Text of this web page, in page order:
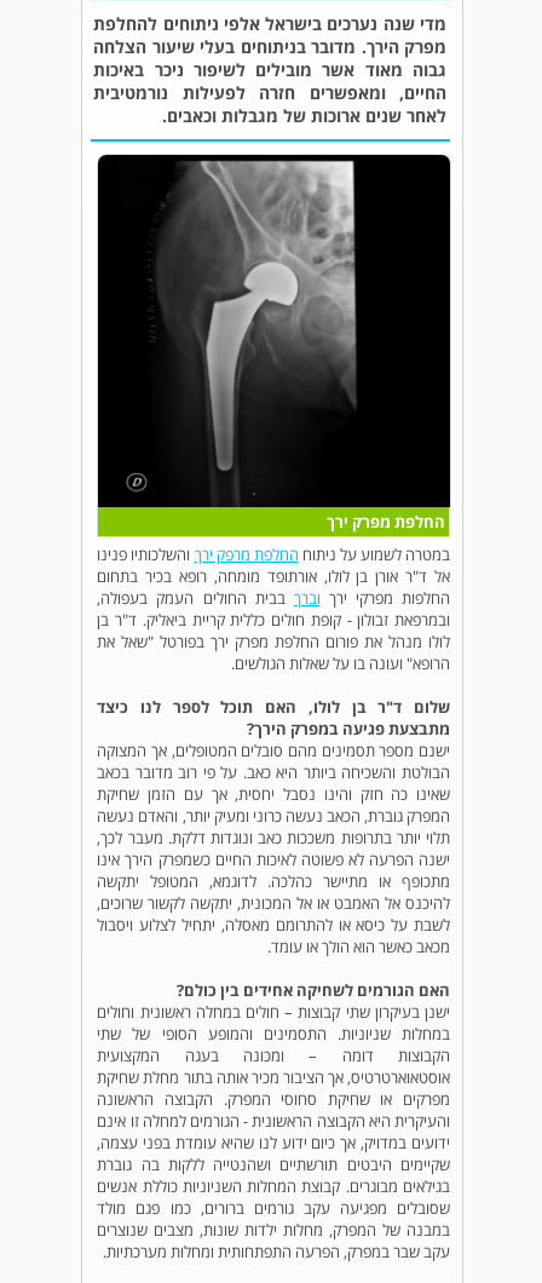
מדי שנה נערכים בישראל אלפי ניתוחים להחלפת
מפרק הירך. מדובר בניתוחים בעלי שיעור הצלחה
גבוה מאוד אשר מובילים לשיפור ניכר באיכות
החיים, ומאפשרים חזרה לפעילות נורמטיבית
לאחר שנים ארוכות של מגבלות וכאבים.
החלפת מפרק ירך
במטרה לשמוע על ניתוח החלפת מרפק ירך והשלכותיו פנינו
אל ד"ר אורן בן לולו, אורתופד מומחה, רופא בכיר בתחום
החלפות מפרקי ירך וברך בבית החולים העמק בעפולה,
ובמרפאת זבולון - קופת חולים כללית קריית ביאליק. ד"ר בן
לולו מנהל את פורום החלפת מפרק ירך בפורטל "שאל את
הרופא" ועונה בו על שאלות הגולשים.
שלום ד"ר בן לולו, האם תוכל לספר לנו כיצד
מתבצעת פגיעה במפרק הירך?
ישנם מספר תסמינים מהם סובלים המטופלים, אך המצוקה
הבולטת והשכיחה ביותר היא כאב. על פי רוב מדובר בכאב
שאינו כה חזק והינו נסבל יחסית, אך עם הזמן שחיקת
המפרק גוברת, הכאב נעשה כרוני ומעיק יותר, והאדם נעשה
תלוי יותר בתרופות משככות כאב ונוגדות דלקת. מעבר לכך,
ישנה הפרעה לא פשוטה לאיכות החיים כשמפרק הירך אינו
מתכופף או מתיישר כהלכה. לדוגמא, המטופל יתקשה
להיכנס אל האמבט או אל המכונית, יתקשה לקשור שרוכים,
לשבת על כיסא או להתרומם מאסלה, יתחיל לצלוע ויסבול
מכאב כאשר הוא הולך או עומד.
האם הגורמים לשחיקה אחידים בין כולם?
ישנן בעיקרון שתי קבוצות – חולים במחלה ראשונית וחולים
במחלות שניוניות. התסמינים והמופע הסופי של שתי
הקבוצות דומה – ומכונה בעגה המקצועית
אוסטאוארטרטיס, אך הציבור מכיר אותה בתור מחלת שחיקת
מפרקים או שחיקת סחוסי המפרק. הקבוצה הראשונה
והעיקרית היא הקבוצה הראשונית - הגורמים למחלה זו אינם
ידועים במדויק, אך כיום ידוע לנו שהיא עומדת בפני עצמה,
שקיימים היבטים תורשתיים ושהנטייה ללקות בה גוברת
בגילאים מבוגרים. קבוצת המחלות השניוניות כוללת אנשים
שסובלים מפגיעה עקב גורמים ברורים, כמו פגם מולד
במבנה של המפרק, מחלות ילדות שונות, מצבים שנוצרים
עקב שבר במפרק, הפרעה התפתחותית ומחלות מערכתיות.